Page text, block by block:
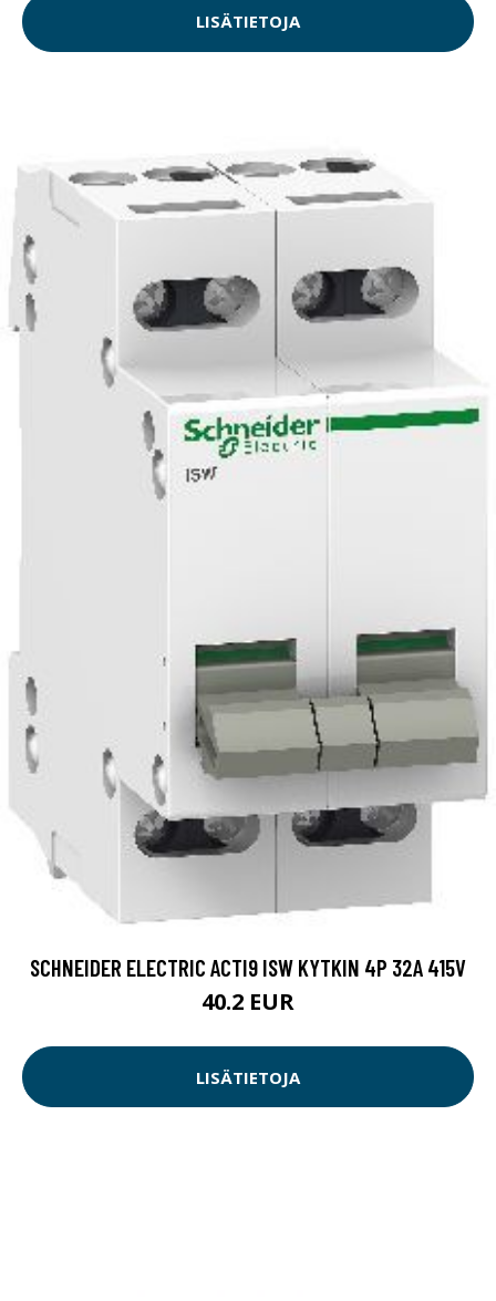
LISÄTIETOJA
SCHNEIDER ELECTRIC ACTI9 ISW KYTKIN 4P 32A 415V
40.2 EUR
LISÄTIETOJA